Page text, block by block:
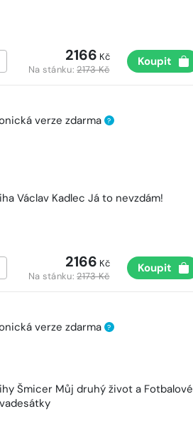
2166 Kč
Na stánku:2173 Kč
Koupit
verze zdarma ?
Václav Kadlec Já to nevzdám!
2166 Kč
Na stánku:2173 Kč
Koupit
verze zdarma ?
Šmicer Můj druhý život a Fotbalové